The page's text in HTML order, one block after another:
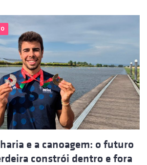
e a canoagem: o futuro
constrói dentro e fora